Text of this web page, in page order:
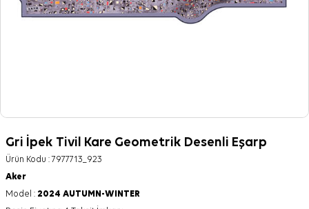
Gri İpek Tivil Kare Geometrik Desenli Eşarp
Ürün Kodu :7977713_923
Aker
Model : 2024 AUTUMN-WINTER